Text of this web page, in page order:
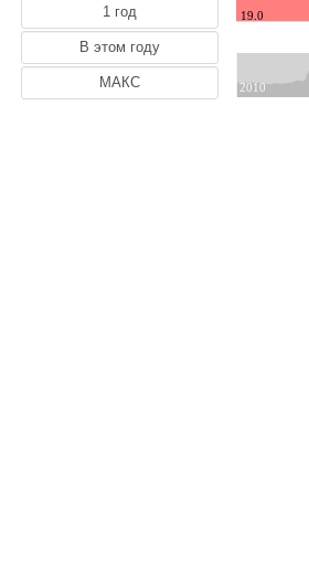
JPY (Японская Иена)
KGS (Киргизский Сом)
KRW (Южнокорейский вон)
19.0
2010